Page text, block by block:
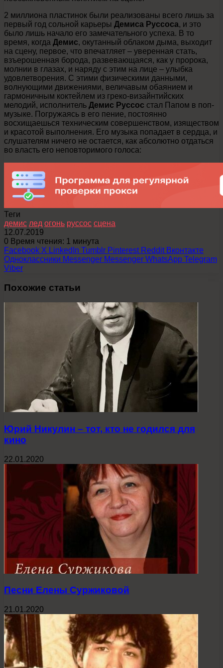
2 миллиона пластинок были реализованы всего лишь за
первый год сольной карьеры Демиса Руссоса, и это
было лишь начало его замечательного успеха. В то
время, когда Демис, окутанный облаком дыма, выходит
на сцену, первое, что впечатляет – уверенная стать,
взъерошенная борода, развевающаяся, как у пророка,
молнии в глазах, и наряду с этим на лице – улыбка
удовлетворения. С этими физическими данными,
волнующими движениями, величавым обаянием и
гармоничным коктейлем из греко-визайнтийских
мелодий, исполнитель Демис Руссос стал Папом в поп-
музыке. Погружаясь в его пение, постоянно
восхищаешься техническим совершенством, изяществом
и красотой выполнения. Его музыка попадает в сердца, и
слушателям ничего не остается, как абсолютно отдаться
во власть его неповторимого голоса:
Теги
демис лед огонь руссос сцена
12.07.2019
0 Время чтения: 1 минута
Facebook X LinkedIn Tumblr Pinterest Reddit Вконтакте
Одноклассники Messenger Messenger WhatsApp Telegram
Viber
Похожие статьи
Юрий Никулин – тот, кто не годился для
кино
22.01.2020
Песни Елены Суржиковой
21.01.2020